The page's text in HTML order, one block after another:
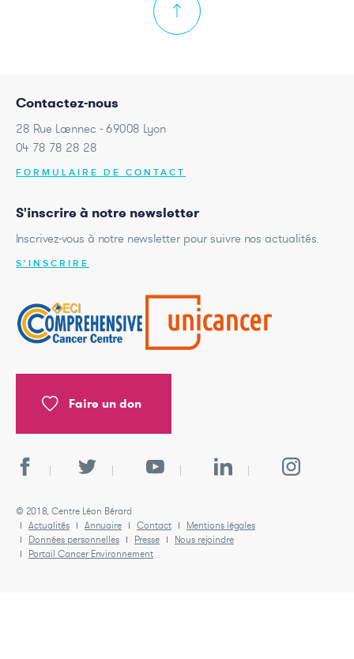
Contactez-nous
28 Rue Laennec - 69008 Lyon
04 78 78 28 28
FORMULAIRE DE CONTACT
S'inscrire à notre newsletter
Inscrivez-vous à notre newsletter pour suivre nos actualités.
S'INSCRIRE
Faire un don
© 2018, Centre Léon Bérard
Actualités
Annuaire Contact
Mentions légales
Données personnelles
Presse
Nous rejoindre
Portail Cancer Environnement